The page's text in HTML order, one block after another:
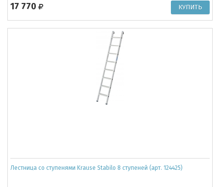
17 770
Лестница со ступенями Krause Stabilo 8 ступеней (арт. 124425)